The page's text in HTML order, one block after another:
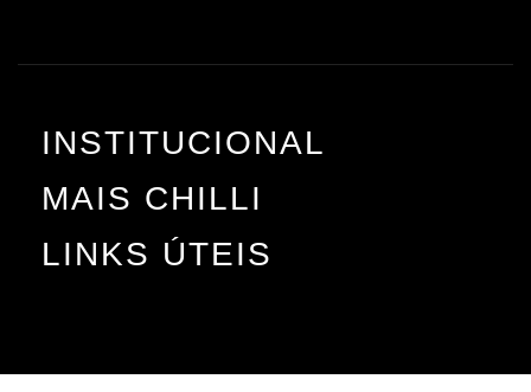
INSTITUCIONAL
MAIS CHILLI
LINKS ÚTEIS